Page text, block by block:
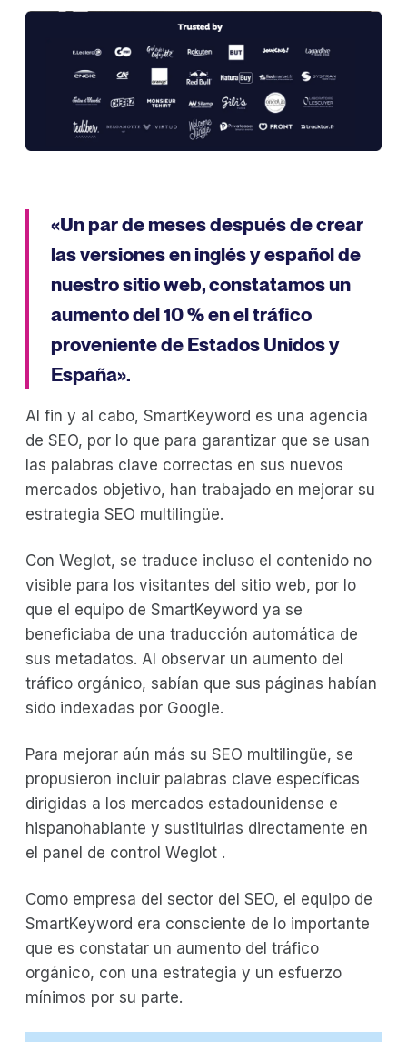
«Un par de meses después de crear
las versiones en inglés y español de
nuestro sitio web, constatamos un
aumento del 10 % en el tráfico
proveniente de Estados Unidos y
España».
Al fin y al cabo, SmartKeyword es una agencia
de SEO, por lo que para garantizar que se usan
las palabras clave correctas en sus nuevos
mercados objetivo, han trabajado en mejorar su
estrategia SEO multilingüe.
Con Weglot, se traduce incluso el contenido no
visible para los visitantes del sitio web, por lo
que el equipo de SmartKeyword ya se
beneficiaba de una traducción automática de
sus metadatos. Al observar un aumento del
tráfico orgánico, sabían que sus páginas habían
sido indexadas por Google.
Para mejorar aún más su SEO multilingüe, se
propusieron incluir palabras clave específicas
dirigidas a los mercados estadounidense e
hispanohablante y sustituirlas directamente en
el panel de control Weglot .
Como empresa del sector del SEO, el equipo de
SmartKeyword era consciente de lo importante
que es constatar un aumento del tráfico
orgánico, con una estrategia y un esfuerzo
mínimos por su parte.